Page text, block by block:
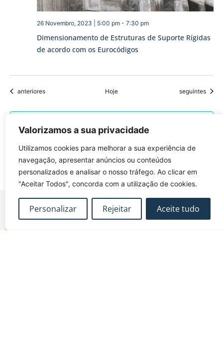
Valorizamos a sua privacidade
Utilizamos cookies para melhorar a sua experiência de
navegação, apresentar anúncios ou conteúdos
personalizados e analisar o nosso tráfego. Ao clicar em
"Aceitar Todos", concorda com a utilização de cookies.
Personalizar Rejeitar Aceite tudo
Dimensionamento de Estruturas de Suporte Rígidas
de acordo com os Eurocódigos
26 Novembro, 2023 | 5:00 pm- 7:30 pm
Eventos
anteriores Hoje Eventos
seguintes